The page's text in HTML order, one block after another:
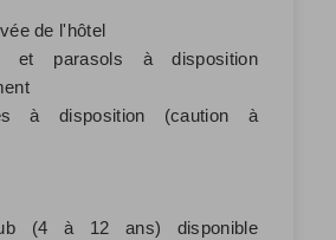
de l'hôtel
et parasols à disposition
à disposition (caution à
(4 à 12 ans) disponible